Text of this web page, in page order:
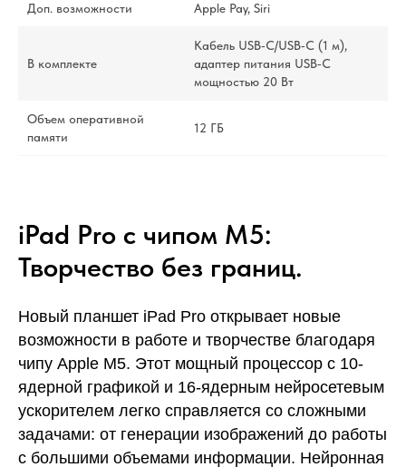
Доп. возможности Apple Pay, Siri
В комплекте
Кабель USB‑C/USB‑C (1 м),
адаптер питания USB‑C
мощностью 20 Вт
Объем оперативной
памяти
12 ГБ
iPad Pro с чипом M5:
Творчество без границ.
Новый планшет iPad Pro открывает новые
возможности в работе и творчестве благодаря
чипу Apple M5. Этот мощный процессор с 10-
ядерной графикой и 16-ядерным нейросетевым
ускорителем легко справляется со сложными
задачами: от генерации изображений до работы
с большими объемами информации. Нейронная